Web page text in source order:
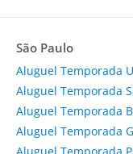
São Paulo
Aluguel Temporada
Aluguel Temporada
Aluguel Temporada
Aluguel Temporada